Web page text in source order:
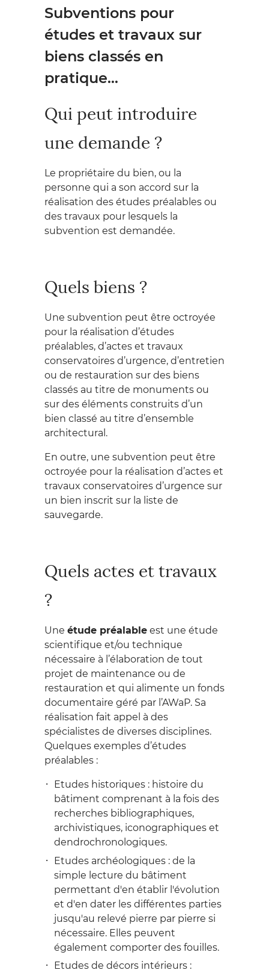
Subventions pour
études et travaux sur
biens classés en
pratique…
Qui peut introduire
une demande ?
Le propriétaire du bien, ou la
personne qui a son accord sur la
réalisation des études préalables ou
des travaux pour lesquels la
subvention est demandée.
Quels biens ?
Une subvention peut être octroyée
pour la réalisation d’études
préalables, d’actes et travaux
conservatoires d’urgence, d’entretien
ou de restauration sur des biens
classés au titre de monuments ou
sur des éléments construits d’un
bien classé au titre d’ensemble
architectural.
En outre, une subvention peut être
octroyée pour la réalisation d’actes et
travaux conservatoires d’urgence sur
un bien inscrit sur la liste de
sauvegarde.
Quels actes et travaux
?
Une étude préalable est une étude
scientifique et/ou technique
nécessaire à l’élaboration de tout
projet de maintenance ou de
restauration et qui alimente un fonds
documentaire géré par l’AWaP. Sa
réalisation fait appel à des
spécialistes de diverses disciplines.
Quelques exemples d’études
préalables :
Etudes historiques : histoire du
bâtiment comprenant à la fois des
recherches bibliographiques,
archivistiques, iconographiques et
dendrochronologiques.
Etudes archéologiques : de la
simple lecture du bâtiment
permettant d'en établir l'évolution
et d'en dater les différentes parties
jusqu'au relevé pierre par pierre si
nécessaire. Elles peuvent
également comporter des fouilles.
Etudes de décors intérieurs :